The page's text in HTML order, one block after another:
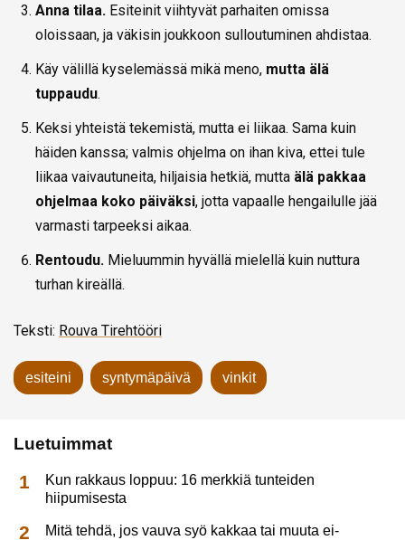
Anna tilaa. Esiteinit viihtyvät parhaiten omissa
oloissaan, ja väkisin joukkoon sulloutuminen ahdistaa.
Käy välillä kyselemässä mikä meno, mutta älä
tuppaudu.
Keksi yhteistä tekemistä, mutta ei liikaa. Sama kuin
häiden kanssa; valmis ohjelma on ihan kiva, ettei tule
liikaa vaivautuneita, hiljaisia hetkiä, mutta älä pakkaa
ohjelmaa koko päiväksi, jotta vapaalle hengailulle jää
varmasti tarpeeksi aikaa.
Rentoudu. Mieluummin hyvällä mielellä kuin nuttura
turhan kireällä.
Teksti: Rouva Tirehtööri
esiteini syntymäpäivä vinkit
Luetuimmat
Kun rakkaus loppuu: 16 merkkiä tunteiden
hiipumisesta
Mitä tehdä, jos vauva syö kakkaa tai muuta ei-